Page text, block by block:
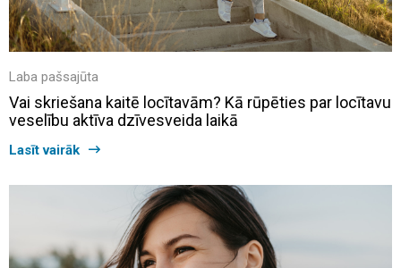
Laba pašsajūta
Vai skriešana kaitē locītavām? Kā rūpēties par locītavu
veselību aktīva dzīvesveida laikā
Lasīt vairāk